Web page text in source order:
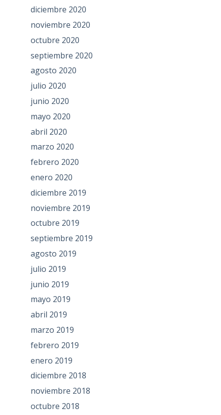
diciembre 2020
noviembre 2020
octubre 2020
septiembre 2020
agosto 2020
julio 2020
junio 2020
mayo 2020
abril 2020
marzo 2020
febrero 2020
enero 2020
diciembre 2019
noviembre 2019
octubre 2019
septiembre 2019
agosto 2019
julio 2019
junio 2019
mayo 2019
abril 2019
marzo 2019
febrero 2019
enero 2019
diciembre 2018
noviembre 2018
octubre 2018